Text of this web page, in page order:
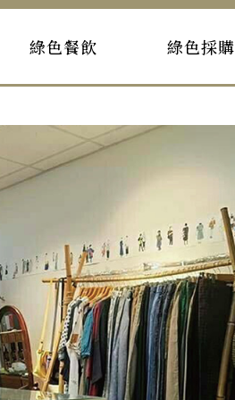
綠色餐飲 綠色採購